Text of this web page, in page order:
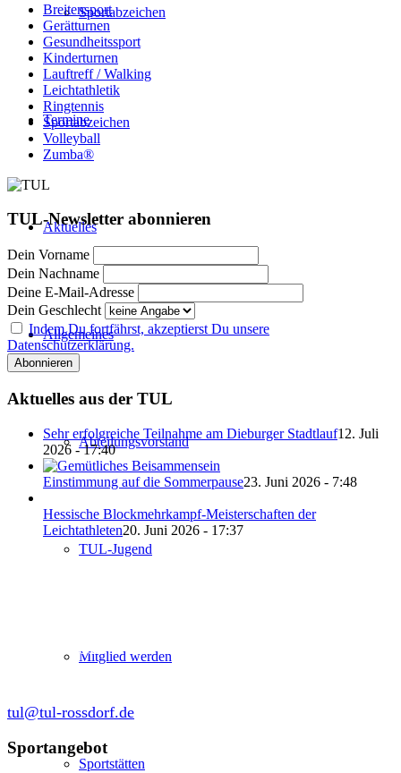
Sportabzeichen
Termine
Aktuelles
Allgemeines
Abteilungsvorstand
TUL-Jugend
Mitglied werden
Sportstätten
Breitensport
Gerätturnen
Gesundheitssport
Kinderturnen
Lauftreff / Walking
Leichtathletik
Ringtennis
Sportabzeichen
Volleyball
Zumba®
TUL-Newsletter abonnieren
Dein Vorname
Dein Nachname
Deine E-Mail-Adresse
Dein Geschlecht
Indem Du fortfährst, akzeptierst Du unsere
Datenschutzerklärung.
Aktuelles aus der TUL
Sehr erfolgreiche Teilnahme am Dieburger Stadtlauf12. Juli
2026 - 17:40
Einstimmung auf die Sommerpause23. Juni 2026 - 7:48
Hessische Blockmehrkampf-Meisterschaften der
Leichtathleten20. Juni 2026 - 17:37
64380 Roßdorf
tul@tul-rossdorf.de
Sportangebot